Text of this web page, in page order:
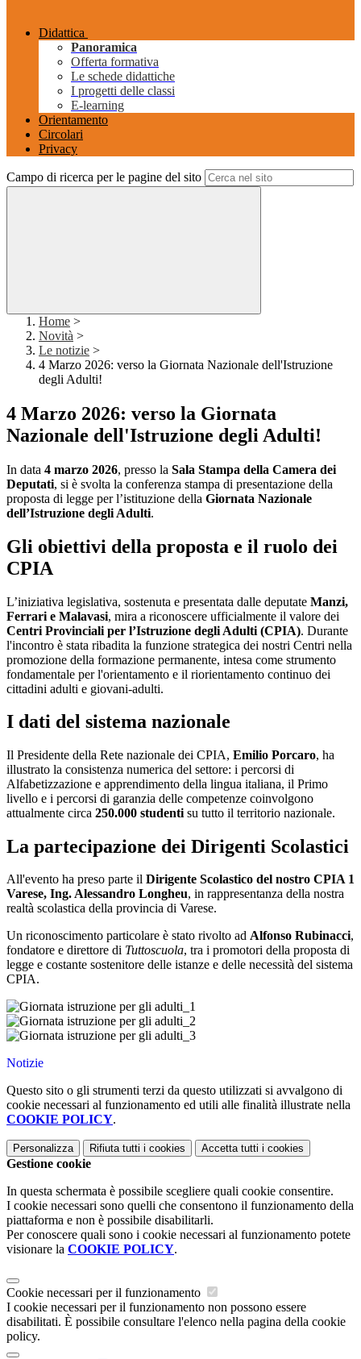
Didattica
Panoramica
Offerta formativa
Le schede didattiche
I progetti delle classi
E-learning
Orientamento
Circolari
Privacy
Campo di ricerca per le pagine del sito
Home >
Novità >
Le notizie >
4 Marzo 2026: verso la Giornata Nazionale dell'Istruzione
degli Adulti!
4 Marzo 2026: verso la Giornata
Nazionale dell'Istruzione degli Adulti!
In data 4 marzo 2026, presso la Sala Stampa della Camera dei
Deputati, si è svolta la conferenza stampa di presentazione della
proposta di legge per l’istituzione della Giornata Nazionale
dell’Istruzione degli Adulti.
Gli obiettivi della proposta e il ruolo dei
CPIA
L’iniziativa legislativa, sostenuta e presentata dalle deputate Manzi,
Ferrari e Malavasi, mira a riconoscere ufficialmente il valore dei
Centri Provinciali per l’Istruzione degli Adulti (CPIA). Durante
l'incontro è stata ribadita la funzione strategica dei nostri Centri nella
promozione della formazione permanente, intesa come strumento
fondamentale per l'orientamento e il riorientamento continuo dei
cittadini adulti e giovani-adulti.
I dati del sistema nazionale
Il Presidente della Rete nazionale dei CPIA, Emilio Porcaro, ha
illustrato la consistenza numerica del settore: i percorsi di
Alfabetizzazione e apprendimento della lingua italiana, il Primo
livello e i percorsi di garanzia delle competenze coinvolgono
attualmente circa 250.000 studenti su tutto il territorio nazionale.
La partecipazione dei Dirigenti Scolastici
All'evento ha preso parte il Dirigente Scolastico del nostro CPIA 1
Varese, Ing. Alessandro Longheu, in rappresentanza della nostra
realtà scolastica della provincia di Varese.
Un riconoscimento particolare è stato rivolto ad Alfonso Rubinacci,
fondatore e direttore di Tuttoscuola, tra i promotori della proposta di
legge e costante sostenitore delle istanze e delle necessità del sistema
CPIA.
Notizie
Questo sito o gli strumenti terzi da questo utilizzati si avvalgono di
cookie necessari al funzionamento ed utili alle finalità illustrate nella
COOKIE POLICY.
Personalizza Rifiuta tutti i cookies Accetta tutti i cookies
Gestione cookie
In questa schermata è possibile scegliere quali cookie consentire.
I cookie necessari sono quelli che consentono il funzionamento della
piattaforma e non è possibile disabilitarli.
Per conoscere quali sono i cookie necessari al funzionamento potete
visionare la COOKIE POLICY.
Cookie necessari per il funzionamento
I cookie necessari per il funzionamento non possono essere
disabilitati. È possibile consultare l'elenco nella pagina della cookie
policy.